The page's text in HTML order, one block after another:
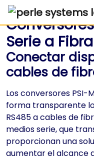
Serie a Fibra
Conectar
cables de
Los conversores PSI-
forma transparente
RS485 a cables de
medios serie, que
proporcionan una
aumentar el alcance